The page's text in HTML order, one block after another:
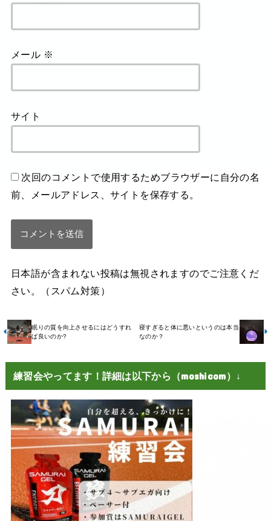
メール ※
サイト
次回のコメントで使用するためブラウザーに自分の名
前、メールアドレス、サイトを保存する。
日本語が含まれない投稿は無視されますのでご注意くだ
さい。（スパム対策）
眠りの質を向上させるにはどうすれ
ば良いのか?
寝すぎると体に悪いというのは本当
なのか？
練習会やってます！詳細は以下から（moshicom）↓